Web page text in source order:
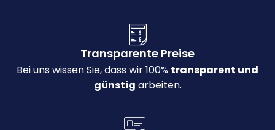
Transparente Preise
Bei uns wissen Sie, dass wir 100% transparent und
günstig arbeiten.